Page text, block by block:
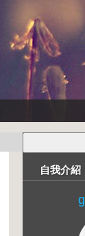
自我介紹